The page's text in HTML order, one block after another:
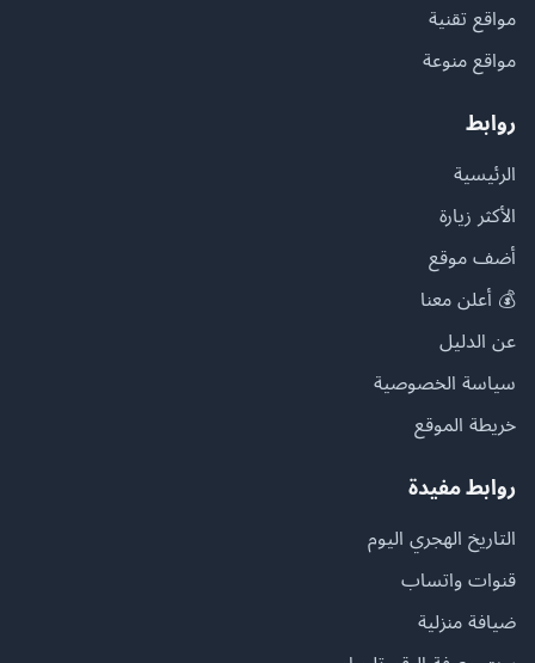
مواقع تقنية
مواقع منوعة
روابط
الرئيسية
الأكثر زيارة
أضف موقع
💰 أعلن معنا
عن الدليل
سياسة الخصوصية
خريطة الموقع
روابط مفيدة
التاريخ الهجري اليوم
قنوات واتساب
ضيافة منزلية